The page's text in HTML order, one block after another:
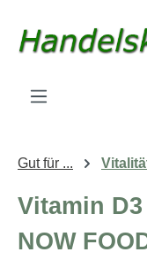
Gut für ...
Vitamin
NOW